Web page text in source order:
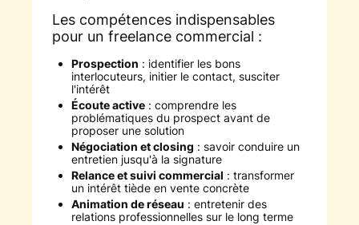
Les compétences indispensables
pour un freelance commercial :
Prospection : identifier les bons
interlocuteurs, initier le contact, susciter
l'intérêt
Écoute active : comprendre les
problématiques du prospect avant de
proposer une solution
Négociation et closing : savoir conduire un
entretien jusqu'à la signature
Relance et suivi commercial : transformer
un intérêt tiède en vente concrète
Animation de réseau : entretenir des
relations professionnelles sur le long terme